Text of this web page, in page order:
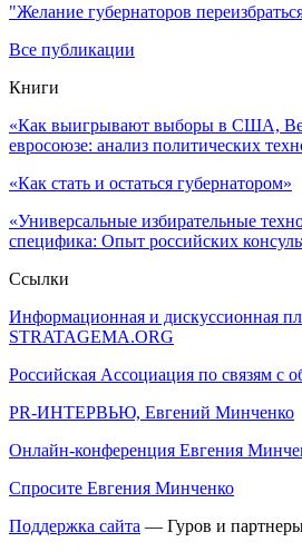
"Желание губернаторов
Все публикации
Книги
«Как выигрывают выборы в США,
евросоюзе: анализ политических
«Как стать и остаться губернатором»
«Универсальные избирательные
специфика: Опыт российских
Ссылки
Информационная и дискуссионная
STRATAGEMA.ORG
Российская Ассоциация по связям с
PR-ИНТЕРВЬЮ, Евгений Минченко
Онлайн-конференция Евгения
Спросите Евгения Минченко
Поддержка сайта — Гуров и